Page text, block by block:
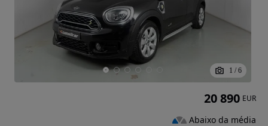
1 / 6
20 890 EUR
Abaixo da média